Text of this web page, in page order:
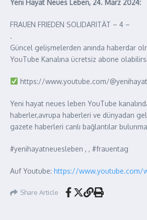
Yeni Hayat Neues Leben, 24. März 2024:
FRAUEN FRIEDEN SOLIDARITÄT – 4 –
.
Güncel gelişmelerden anında haberdar
YouTube Kanalına ücretsiz abone
https://www.youtube.com/
Yeni hayat neues leben YouTube
haberler,avrupa haberleri ve dünyadan
gazete haberleri canlı bağlantılar
#yenihayatneuesleben , , #frauentag
Auf Youtube: https://www.youtube.com/
Share Article